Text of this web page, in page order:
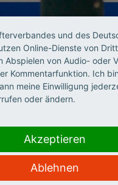
Sackgassen und
ab. Berufliche
dem Abitur ist
und des
Online-Dienste von
Abspielen von Audio- oder
Kommentarfunktion. Ich
meine Einwilligung
oder ändern.
Akzeptieren
Ablehnen